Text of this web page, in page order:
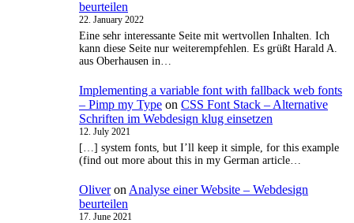
beurteilen
22. January 2022
Eine sehr interessante Seite mit wertvollen Inhalten. Ich
kann diese Seite nur weiterempfehlen. Es grüßt Harald A.
aus Oberhausen in…
Implementing a variable font with fallback web fonts
– Pimp my Type on CSS Font Stack – Alternative
Schriften im Webdesign klug einsetzen
12. July 2021
[…] system fonts, but I’ll keep it simple, for this example
(find out more about this in my German article…
Oliveron Analyse einer Website – Webdesign
beurteilen
17. June 2021